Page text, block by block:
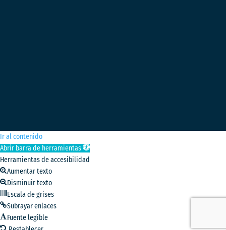
Ir al contenido
Abrir barra de herramientas
Herramientas de accesibilidad
Aumentar texto
Disminuir texto
Escala de grises
Subrayar enlaces
Fuente legible